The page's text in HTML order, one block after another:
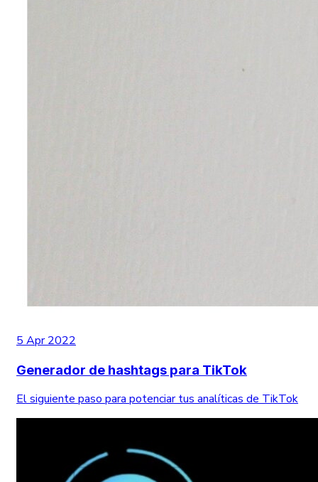
5 Apr 2022
Generador de hashtags para TikTok
El siguiente paso para potenciar tus analíticas de TikTok